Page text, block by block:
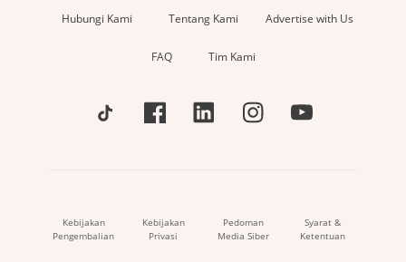
Hubungi Kami Tentang Kami Advertise with Us
FAQ Tim Kami
Kebijakan
Pengembalian
Kebijakan
Privasi
Pedoman
Media Siber
Syarat &
Ketentuan